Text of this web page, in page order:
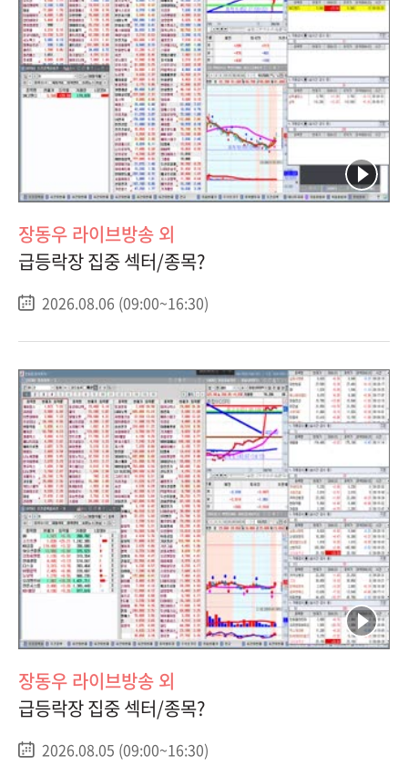
장동우 라이브방송 외
급등락장 집중 섹터/종목?
2026.08.06 (09:00~16:30)
장동우 라이브방송 외
급등락장 집중 섹터/종목?
2026.08.05 (09:00~16:30)